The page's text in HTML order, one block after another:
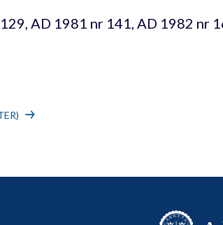
AD 1981 nr 141, AD 1982 nr